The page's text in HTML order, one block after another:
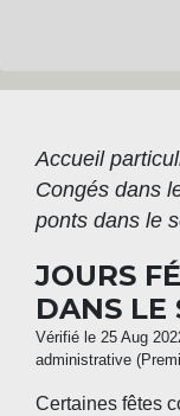
Accueil
Congés dans
ponts dans le
JOURS
DANS LE
Vérifié le 25 Aug
administrative
Certaines fêtes